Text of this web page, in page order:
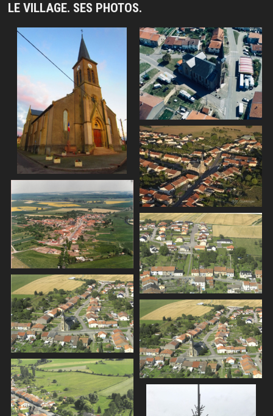
LE VILLAGE. SES PHOTOS.